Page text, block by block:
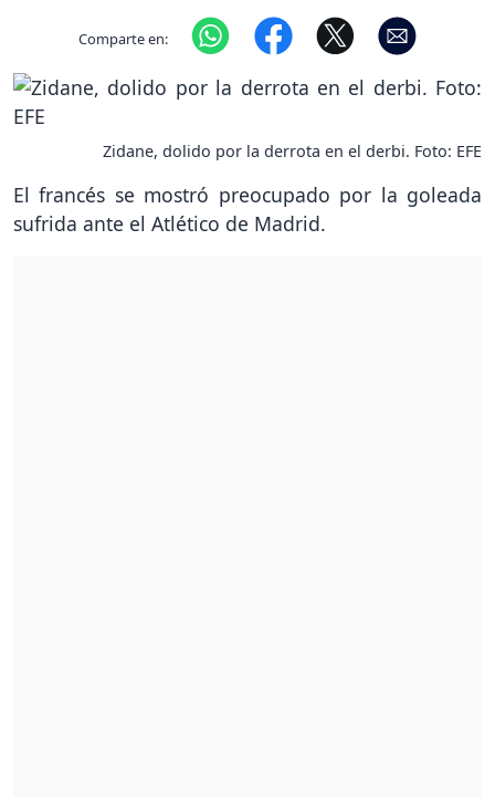
Comparte en:
Zidane, dolido por la derrota en el derbi. Foto: EFE
El francés se mostró preocupado por la goleada
sufrida ante el Atlético de Madrid.